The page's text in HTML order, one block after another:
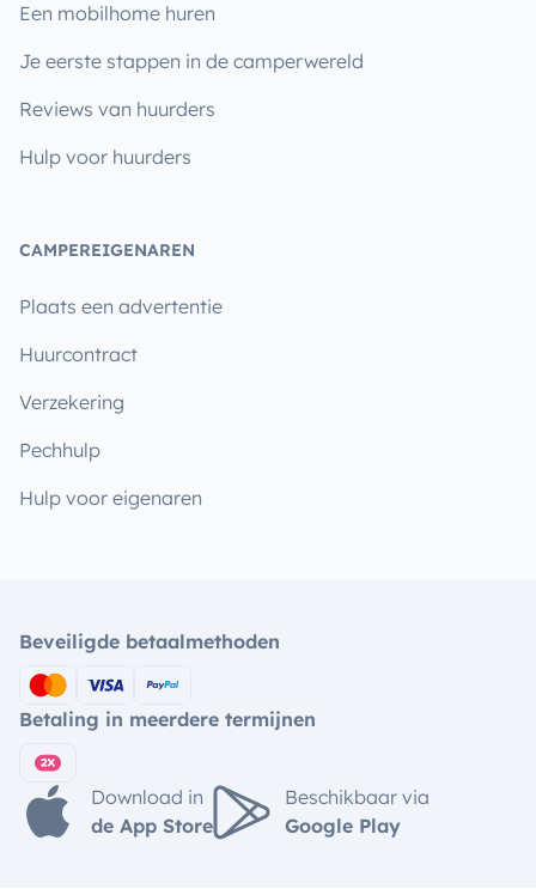
Een mobilhome huren
Je eerste stappen in de camperwereld
Reviews van huurders
Hulp voor huurders
CAMPEREIGENAREN
Plaats een advertentie
Huurcontract
Verzekering
Pechhulp
Hulp voor eigenaren
Beveiligde betaalmethoden
Betaling in meerdere termijnen
Download in
de App Store
Beschikbaar via
Google Play